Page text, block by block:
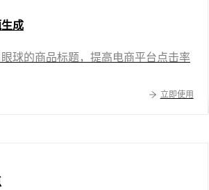
成
球的商品标题，提高电商平台点击率
立即使用